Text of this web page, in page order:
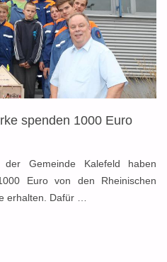
spenden 1000 Euro
der Gemeinde Kalefeld haben
Euro von den Rheinischen
erhalten. Dafür …